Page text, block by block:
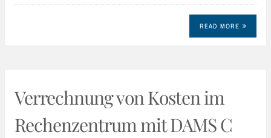
READ MORE
Verrechnung von Kosten im
Rechenzentrum mit DAMS C